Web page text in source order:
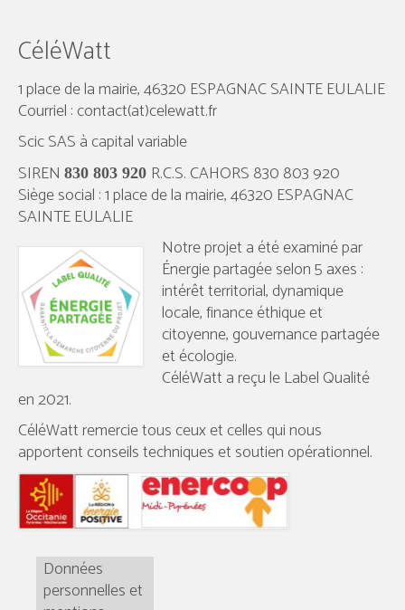
CéléWatt
1 place de la mairie, 46320 ESPAGNAC SAINTE EULALIE
Courriel : contact(at)celewatt.fr
Scic SAS à capital variable
SIREN 830 803 920 R.C.S. CAHORS 830 803 920
Siège social : 1 place de la mairie, 46320 ESPAGNAC
SAINTE EULALIE
Notre projet a été examiné par
Énergie partagée selon 5 axes :
intérêt territorial, dynamique
locale, finance éthique et
citoyenne, gouvernance partagée
et écologie.
CéléWatt a reçu le Label Qualité
en 2021.
CéléWatt remercie tous ceux et celles qui nous
apportent conseils techniques et soutien opérationnel.
Données
personnelles et